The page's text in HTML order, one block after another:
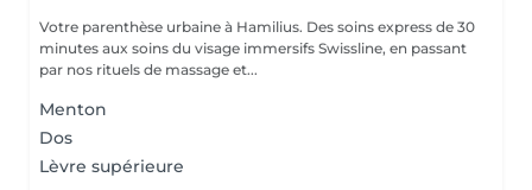
Votre parenthèse urbaine à Hamilius. Des soins express de 30
minutes aux soins du visage immersifs Swissline, en passant
par nos rituels de massage et...
Menton
Dos
Lèvre supérieure